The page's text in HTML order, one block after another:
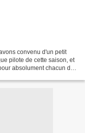
convenu d'un petit
pilote de cette saison, et
absolument chacun de